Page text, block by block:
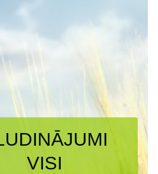
VISI